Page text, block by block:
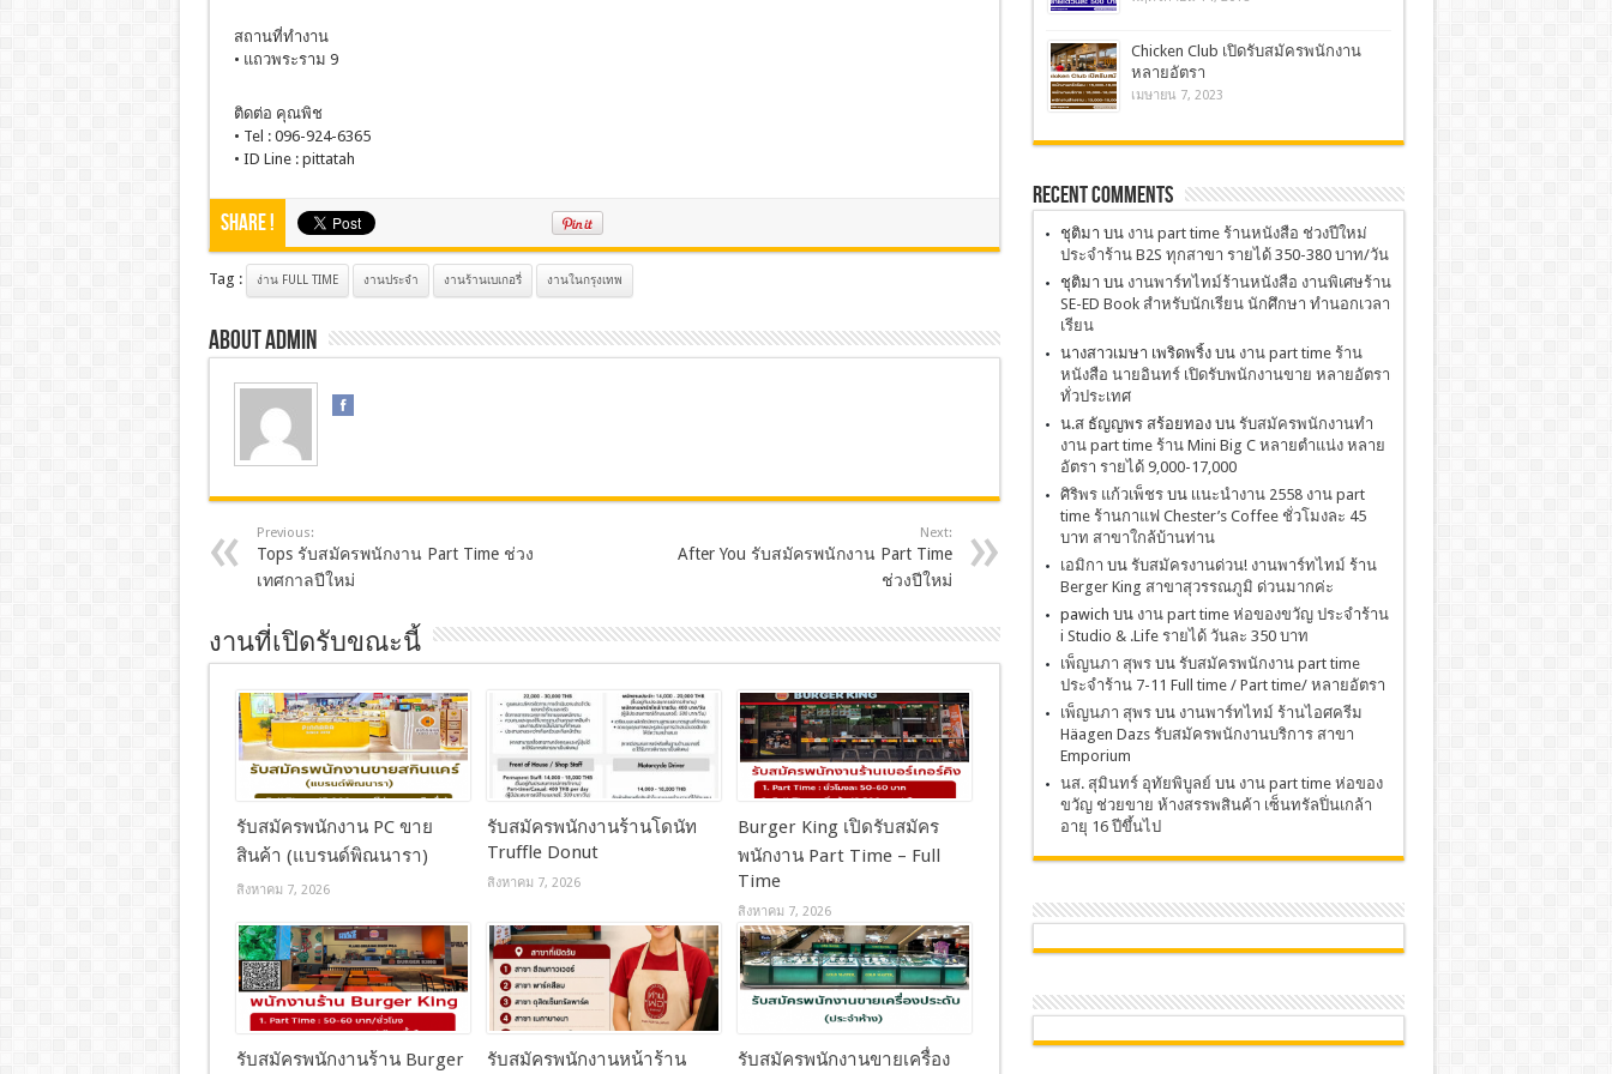
สถานที่ทำงาน
• แถวพระราม 9
ติดต่อ คุณพิช
• Tel : 096-924-6365
• ID Line : pittatah
Share !
Tag : ง่าน FULL TIME งานประจํา งานร้านเบเกอรี่ งานในกรุงเทพ
About admin
Previous:
Tops รับสมัครพนักงาน Part Time ช่วง
เทศกาลปีใหม่
Next:
After You รับสมัครพนักงาน Part Time
ช่วงปีใหม่
งานที่เปิดรับขณะนี้
รับสมัครพนักงาน PC ขาย
สินค้า (แบรนด์พิณนารา)
สิงหาคม 7, 2026
รับสมัครพนักงานร้านโดนัท
Truffle Donut
สิงหาคม 7, 2026
Burger King เปิดรับสมัคร
พนักงาน Part Time – Full
Time
สิงหาคม 7, 2026
รับสมัครพนักงานร้าน Burger รับสมัครพนักงานหน้าร้าน รับสมัครพนักงานขายเครื่อง
Chicken Club เปิดรับสมัครพนักงาน
หลายอัตรา
เมษายน 7, 2023
Recent Comments
ชุติมา บน งาน part time ร้านหนังสือ ช่วงปีใหม่
ประจำร้าน B2S ทุกสาขา รายได้ 350-380 บาท/วัน
ชุติมา บน งานพาร์ทไทม์ร้านหนังสือ งานพิเศษร้าน
SE-ED Book สำหรับนักเรียน นักศึกษา ทำนอกเวลา
เรียน
นางสาวเมษา เพริดพริ้งบน งาน part time ร้าน
หนังสือ นายอินทร์ เปิดรับพนักงานขาย หลายอัตรา
ทั่วประเทศ
น.ส ธัญญพร สร้อยทองบน รับสมัครพนักงานทำ
งาน part time ร้าน Mini Big C หลายตำแน่ง หลาย
อัตรา รายได้ 9,000-17,000
ศิริพร แก้วเพ็ชรบน เเนะนำงาน 2558 งาน part
time ร้านกาแฟ Chester’s Coffee ชั่วโมงละ 45
บาท สาขาใกล้บ้านท่าน
เอมิกา บน รับสมัครงานด่วน! งานพาร์ทไทม์ ร้าน
Berger King สาขาสุวรรณภูมิ ด่วนมากค่ะ
pawich บน งาน part time ห่อของขวัญ ประจำร้าน
i Studio & .Life รายได้ วันละ 350 บาท
เพ็ญนภา สุพรบน รับสมัครพนักงาน part time
ประจำร้าน 7-11 Full time / Part time/ หลายอัตรา
เพ็ญนภา สุพรบน งานพาร์ทไทม์ ร้านไอศครีม
Häagen Dazs รับสมัครพนักงานบริการ สาขา
Emporium
นส. สุมินทร์ อุทัยพิบูลย์ บน งาน part time ห่อของ
ขวัญ ช่วยขาย ห้างสรรพสินค้า เซ็นทรัลปิ่นเกล้า
อายุ 16 ปีขึ้นไป